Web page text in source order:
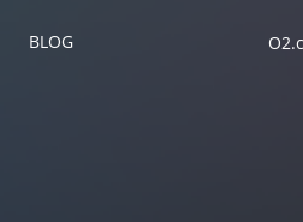
BLOG